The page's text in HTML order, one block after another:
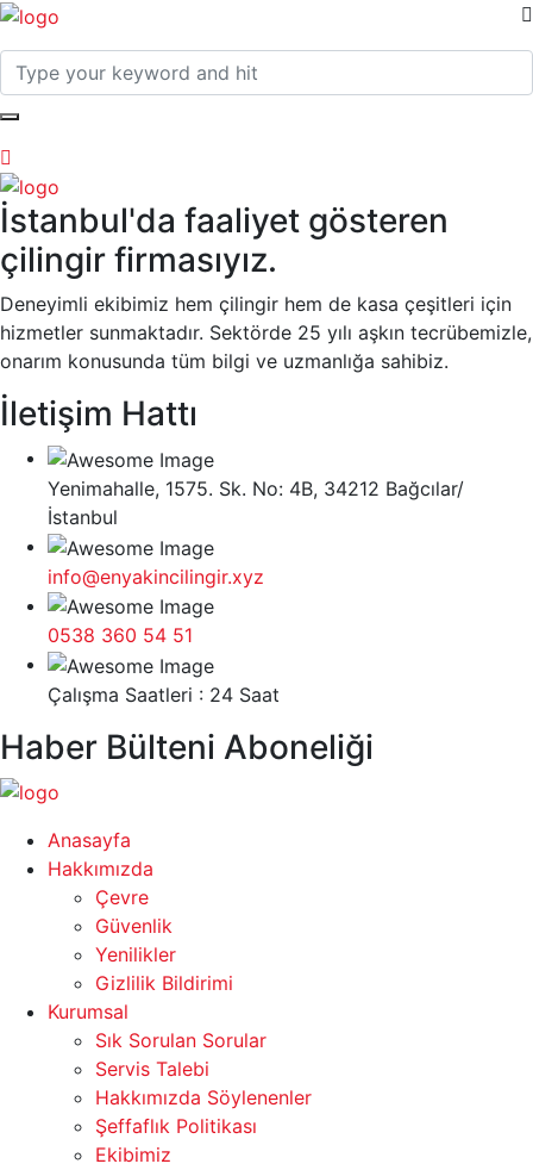
İstanbul'da faaliyet gösteren
çilingir firmasıyız.
Deneyimli ekibimiz hem çilingir hem de kasa çeşitleri için
hizmetler sunmaktadır. Sektörde 25 yılı aşkın tecrübemizle,
onarım konusunda tüm bilgi ve uzmanlığa sahibiz.
İletişim Hattı
Yenimahalle, 1575. Sk. No: 4B, 34212 Bağcılar/
İstanbul
info@enyakincilingir.xyz
0538 360 54 51
Çalışma Saatleri : 24 Saat
Haber Bülteni Aboneliği
Anasayfa
Hakkımızda
Çevre
Güvenlik
Yenilikler
Gizlilik Bildirimi
Kurumsal
Sık Sorulan Sorular
Servis Talebi
Hakkımızda Söylenenler
Şeffaflık Politikası
Ekibimiz